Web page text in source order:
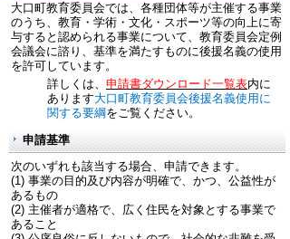
大口町教育委員会では、各種団体等が主催する事業
のうち、教育・学術・文化・スポーツ等の向上に寄
与すると認められる事業について、教育委員会定例
会議会に諮り、基準を満たすものに後援名義の使用
を許可しています。
詳しくは、 申請書ダウンロード一覧表内に
あります大口町教育委員会後援名義使用に
関する要綱をご覧ください。
申請基準
次のいずれも該当する場合、申請できます。
(1) 事業の目的及び内容が明確で、かつ、公益性が
あるもの
(2) 主催者が適格で、広く住民を対象とする事業で
あること